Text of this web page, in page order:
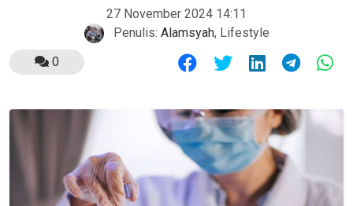
27 November 2024 14:11
Penulis: Alamsyah, Lifestyle
0